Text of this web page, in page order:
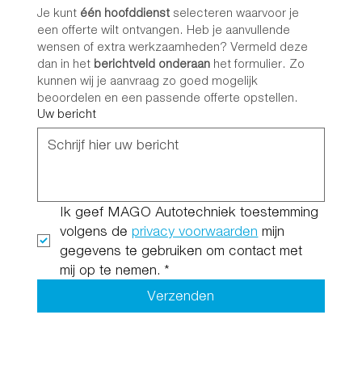
Je kunt één hoofddienst selecteren waarvoor je
een offerte wilt ontvangen. Heb je aanvullende
wensen of extra werkzaamheden? Vermeld deze
dan in het berichtveld onderaan het formulier. Zo
kunnen wij je aanvraag zo goed mogelijk
beoordelen en een passende offerte opstellen.
Uw bericht
Ik geef MAGO Autotechniek toestemming
volgens de privacy voorwaarden mijn
gegevens te gebruiken om contact met
mij op te nemen. *
Verzenden